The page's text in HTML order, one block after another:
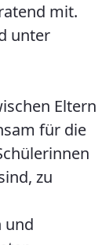
mit.
unter
Eltern
für die
zu
und